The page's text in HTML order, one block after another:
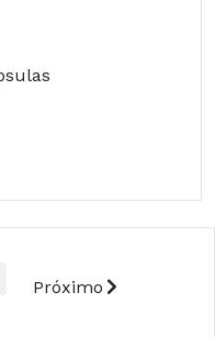
Próximo